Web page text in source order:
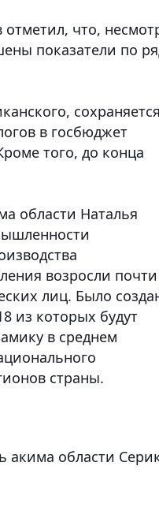
что,
показатели по
в госбюджет
того, до конца
области Наталья
возросли почти
лиц. Было
из которых будут
в среднем
страны.
акима области